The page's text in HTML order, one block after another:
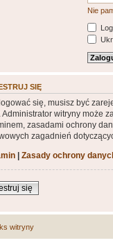
Nie
SIĘ
się, musisz być
Administrator witryny może
zasadami ochrony
zagadnień
Zasady ochrony
się
witryny